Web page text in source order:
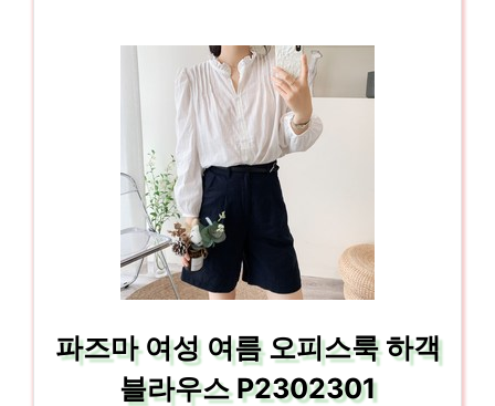
파즈마 여성 여름 오피스룩 하객
블라우스 P2302301